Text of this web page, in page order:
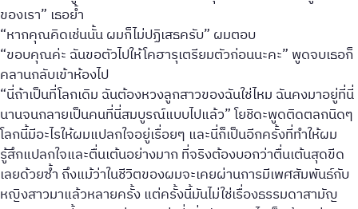
ของเรา” เธอย้ำ
“หากคุณคิดเช่นนั้น ผมก็ไม่ปฏิเสธครับ” ผมตอบ
“ขอบคุณค่ะ ฉันขอตัวไปให้โคฮารุเตรียมตัวก่อนนะคะ” พูดจบเธอก็
คลานกลับเข้าห้องไป
“นี่ถ้าเป็นที่โลกเดิม ฉันต้องหวงลูกสาวของฉันใช่ไหม ฉันคงมาอยู่ที่นี่
นานจนกลายเป็นคนที่นี่สมบูรณ์แบบไปแล้ว” โยชิดะพูดติดตลกนิดๆ
โลกนี้มีอะไรให้ผมแปลกใจอยู่เรื่อยๆ และนี่ก็เป็นอีกครั้งที่ทำให้ผม
รู้สึกแปลกใจและตื่นเต้นอย่างมาก ที่จริงต้องบอกว่าตื่นเต้นสุดขีด
เลยด้วยซ้ำ ถึงแม้ว่าในชีวิตของผมจะเคยผ่านการมีเพศสัมพันธ์กับ
หญิงสาวมาแล้วหลายครั้ง แต่ครั้งนี้มันไม่ใช่เรื่องธรรมดาสามัญ